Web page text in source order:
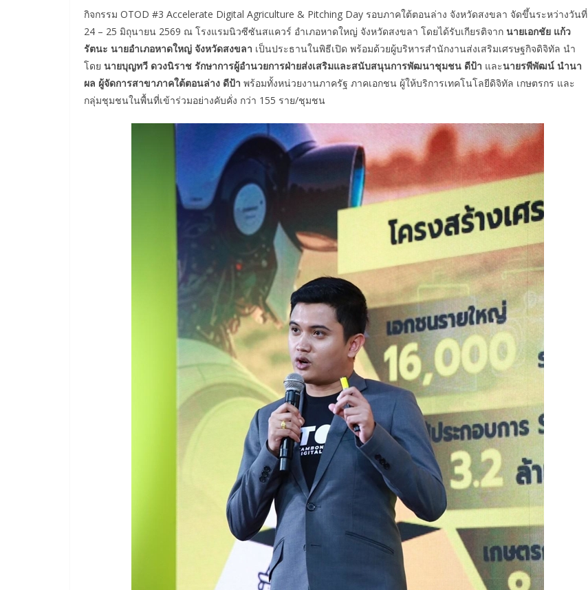
กิจกรรม OTOD #3 Accelerate Digital Agriculture & Pitching Day รอบภาคใต้ตอนล่าง จังหวัดสงขลา จัดขึ้นระหว่างวันที่
24 – 25 มิถุนายน 2569 ณ โรงแรมนิวซีซันสแควร์ อำเภอหาดใหญ่ จังหวัดสงขลา โดยได้รับเกียรติจาก นายเอกชัย แก้ว
รัตนะ นายอำเภอหาดใหญ่ จังหวัดสงขลา เป็นประธานในพิธีเปิด พร้อมด้วยผู้บริหารสำนักงานส่งเสริมเศรษฐกิจดิจิทัล นำ
โดย นายบุญทวี ดวงนิราช รักษาการผู้อำนวยการฝ่ายส่งเสริมและสนับสนุนการพัฒนาชุมชน ดีป้า และนายรพีพัฒน์ นำนา
ผล ผู้จัดการสาขาภาคใต้ตอนล่าง ดีป้า พร้อมทั้งหน่วยงานภาครัฐ ภาคเอกชน ผู้ให้บริการเทคโนโลยีดิจิทัล เกษตรกร และ
กลุ่มชุมชนในพื้นที่เข้าร่วมอย่างคับคั่ง กว่า 155 ราย/ชุมชน